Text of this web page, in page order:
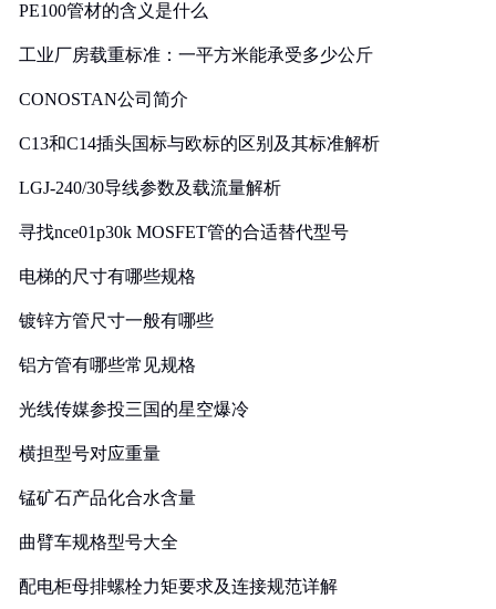
PE100管材的含义是什么
工业厂房载重标准：一平方米能承受多少公斤
CONOSTAN公司简介
C13和C14插头国标与欧标的区别及其标准解析
LGJ-240/30导线参数及载流量解析
寻找nce01p30k MOSFET管的合适替代型号
电梯的尺寸有哪些规格
镀锌方管尺寸一般有哪些
铝方管有哪些常见规格
光线传媒参投三国的星空爆冷
横担型号对应重量
锰矿石产品化合水含量
曲臂车规格型号大全
配电柜母排螺栓力矩要求及连接规范详解